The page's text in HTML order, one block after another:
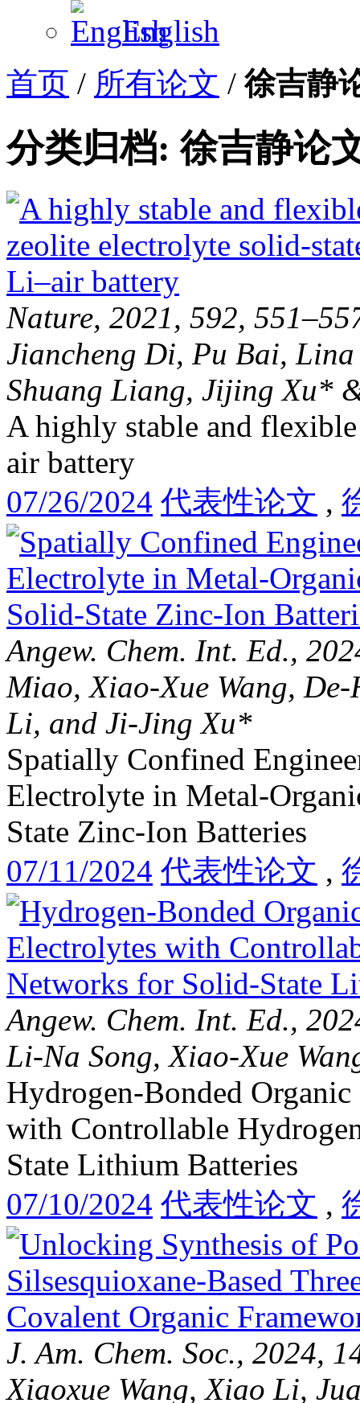
English
首页 / 所有论文 /徐吉静
分类归档: 徐吉静论
Nature, 2021, 592,
Jiancheng Di, Pu Bai,
Shuang Liang, Jijing Xu*
A highly stable and
air battery
07/26/2024 代表性论文 ,
Angew. Chem. Int. Ed.,
Miao, Xiao-Xue Wang,
Li, and Ji-Jing Xu*
Spatially Confined
Electrolyte in Metal-
State Zinc-Ion Batteries
07/11/2024 代表性论文 ,
Angew. Chem. Int. Ed.,
Li-Na Song, Xiao-Xue
Hydrogen-Bonded
with Controllable
State Lithium Batteries
07/10/2024 代表性论文 ,
J. Am. Chem. Soc., 2024,
Xiaoxue Wang, Xiao Li,